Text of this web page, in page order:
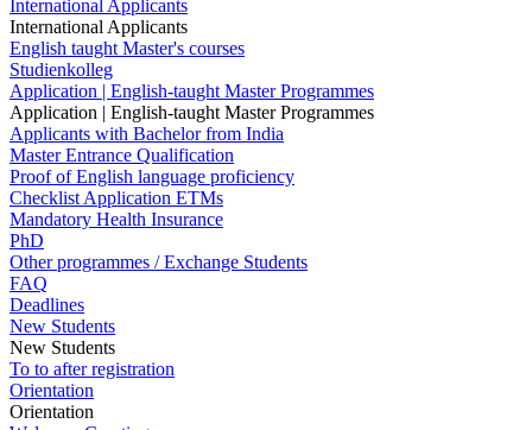
International Applicants
International Applicants
English taught Master's courses
Studienkolleg
Application | English-taught Master Programmes
Application | English-taught Master Programmes
Applicants with Bachelor from India
Master Entrance Qualification
Proof of English language proficiency
Checklist Application ETMs
Mandatory Health Insurance
PhD
Other programmes / Exchange Students
FAQ
Deadlines
New Students
New Students
To to after registration
Orientation
Orientation